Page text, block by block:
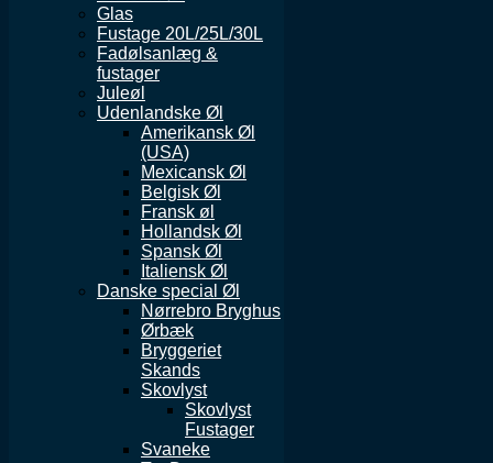
Glas
Fustage 20L/25L/30L
Fadølsanlæg &
fustager
Juleøl
Udenlandske Øl
Amerikansk Øl
(USA)
Mexicansk Øl
Belgisk Øl
Fransk øl
Hollandsk Øl
Spansk Øl
Italiensk Øl
Danske special Øl
Nørrebro Bryghus
Ørbæk
Bryggeriet
Skands
Skovlyst
Skovlyst
Fustager
Svaneke